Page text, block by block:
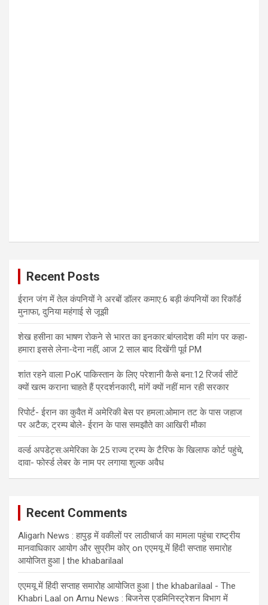
Recent Posts
ईरान जंग में तेल कंपनियों ने अरबों डॉलर कमाए:6 बड़ी कंपनियों का रिकॉर्ड
मुनाफा, दुनिया महंगाई से जूझी
शेख हसीना का भाषण रोकने से भारत का इनकार:बांग्लादेश की मांग पर कहा-
हमारा इससे लेना-देना नहीं, आज 2 साल बाद दिखेंगी पूर्व PM
शांत रहने वाला PoK पाकिस्तान के लिए परेशानी कैसे बना:12 रिजर्व सीटें
क्यों खत्म कराना चाहते हैं प्रदर्शनकारी, मांगें क्यों नहीं मान रही सरकार
रिपोर्ट- ईरान का कुवैत में अमेरिकी बेस पर हमला:ओमान तट के पास जहाज
पर अटैक; ट्रम्प बोले- ईरान के पास समझौते का आखिरी मौका
वर्ल्ड अपडेट्स:अमेरिका के 25 राज्य ट्रम्प के टैरिफ के खिलाफ कोर्ट पहुंचे,
दावा- फोर्स्ड लेबर के नाम पर लगाया शुल्क अवैध
Recent Comments
Aligarh News : हापुड़ में वकीलों पर लाठीचार्ज का मामला पहुंचा राष्ट्रीय
मानवाधिकार आयोग और सुप्रीम कोर् onएएमयू में हिंदी सप्ताह समारोह
आयोजित हुआ | the khabarilaal
एएमयू में हिंदी सप्ताह समारोह आयोजित हुआ | the khabarilaal - The
Khabri Laal on Amu News : बिजनेस एडमिनिस्ट्रेशन विभाग में